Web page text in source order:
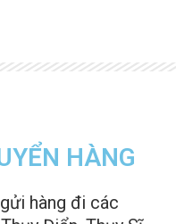
HÀNG
hàng đi các